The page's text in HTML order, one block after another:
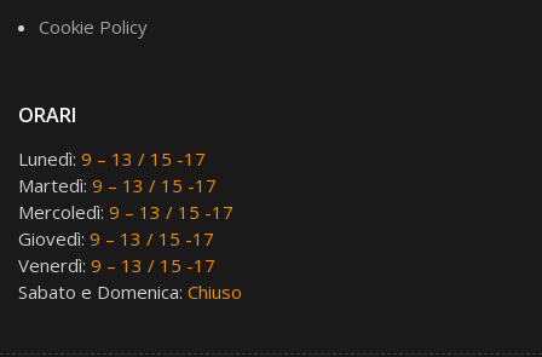
Cookie Policy
ORARI
Lunedì: 9 – 13 / 15 -17
Martedì: 9 – 13 / 15 -17
Mercoledì: 9 – 13 / 15 -17
Giovedì: 9 – 13 / 15 -17
Venerdì: 9 – 13 / 15 -17
Sabato e Domenica: Chiuso